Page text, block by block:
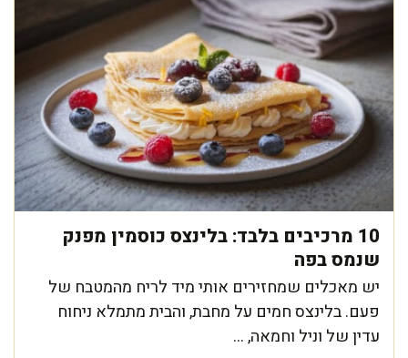
10 מרכיבים בלבד: בלינצס כוסמין מפנק
שנמס בפה
יש מאכלים שמחזירים אותי מיד לריח מהמטבח של
פעם. בלינצס חמים על מחבת, והבית מתמלא ניחוח
עדין של וניל וחמאה, ...